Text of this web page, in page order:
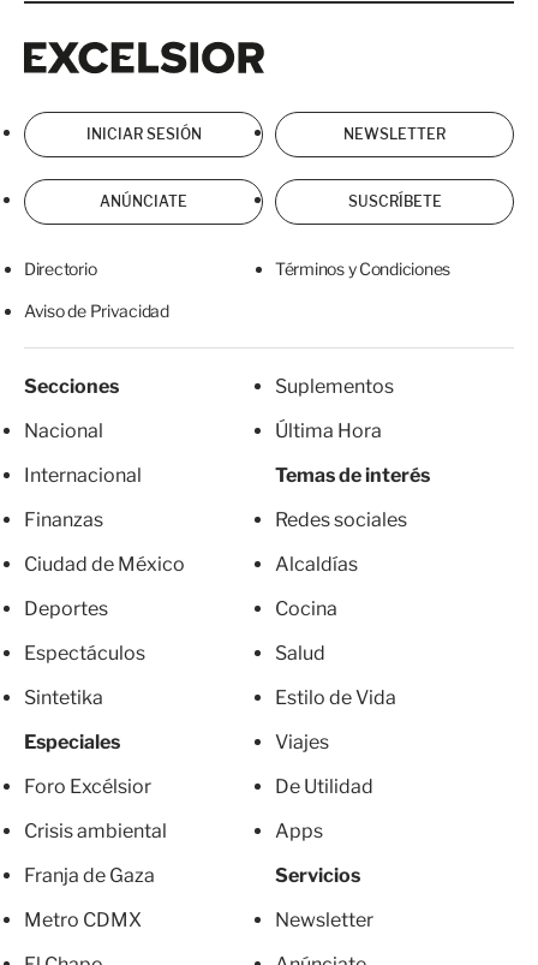
INICIAR SESIÓN NEWSLETTER
ANÚNCIATE SUSCRÍBETE
Directorio Términos y Condiciones
Aviso de Privacidad
Secciones
Nacional
Internacional
Finanzas
Ciudad de México
Deportes
Espectáculos
Sintetika
Especiales
Foro Excélsior
Crisis ambiental
Franja de Gaza
Metro CDMX
Suplementos
Última Hora
Temas de interés
Redes sociales
Alcaldías
Cocina
Salud
Estilo de Vida
Viajes
De Utilidad
Apps
Servicios
Newsletter